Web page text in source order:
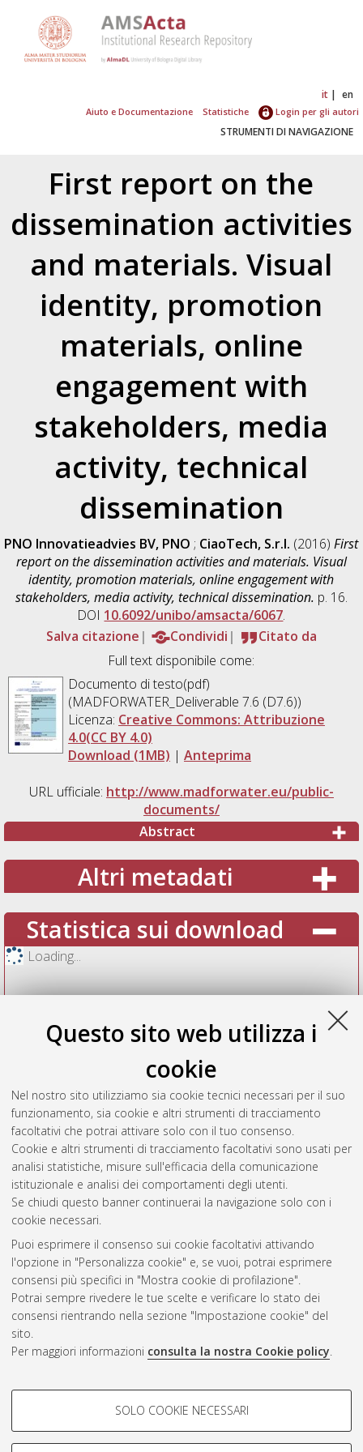
Questo sito web utilizza i
cookie
Nel nostro sito utilizziamo sia cookie tecnici necessari per il suo
funzionamento, sia cookie e altri strumenti di tracciamento
facoltativi che potrai attivare solo con il tuo consenso.
Cookie e altri strumenti di tracciamento facoltativi sono usati per
analisi statistiche, misure sull'efficacia della comunicazione
istituzionale e analisi dei comportamenti degli utenti.
Se chiudi questo banner continuerai la navigazione solo con i
cookie necessari.
Puoi esprimere il consenso sui cookie facoltativi attivando
l'opzione in "Personalizza cookie" e, se vuoi, potrai esprimere
consensi più specifici in "Mostra cookie di profilazione".
Potrai sempre rivedere le tue scelte e verificare lo stato dei
consensi rientrando nella sezione "Impostazione cookie" del
sito.
Per maggiori informazioni consulta la nostra Cookie policy.
COOKIE DI PROFILAZIONE -
Si tratta di cookie utilizzati per analizzare le caratteristiche della
SOLO COOKIE NECESSARI
it en
Aiuto e Documentazione Statistiche Login per gli autori
STRUMENTI DI NAVIGAZIONE
First report on the
dissemination activities
and materials. Visual
identity, promotion
materials, online
engagement with
stakeholders, media
activity, technical
dissemination
PNO Innovatieadvies BV, PNO ; CiaoTech, S.r.l. (2016)First
report on the dissemination activities and materials. Visual
identity, promotion materials, online engagement with
stakeholders, media activity, technical dissemination. p. 16.
DOI 10.6092/unibo/amsacta/6067.
Salva citazione
Condividi
Citato da
Full text disponibile come:
Documento di testo(pdf)
(MADFORWATER_Deliverable 7.6 (D7.6))
Licenza: Creative Commons: Attribuzione
4.0(CC BY 4.0)
Download (1MB) | Anteprima
URL ufficiale: http://www.madforwater.eu/public-
documents/
Abstract
Altri metadati
Statistica sui download
Loading...
Vedi altre statistiche
Gestione del documento:
Atom
Rss
2.0
AMS Acta
ISSN: 2038-7954
re3data.org -
doi.org/10.17616/R3P19R
Servizio implementato e
Impostazioni Cookie
repository